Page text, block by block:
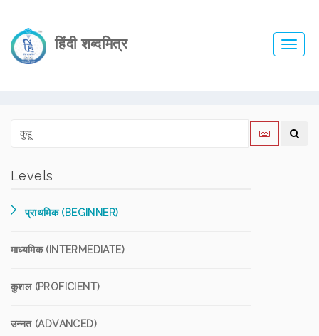
हिंदी शब्दमित्र
Levels
प्राथमिक (BEGINNER)
माध्यमिक (INTERMEDIATE)
कुशल (PROFICIENT)
उन्नत (ADVANCED)